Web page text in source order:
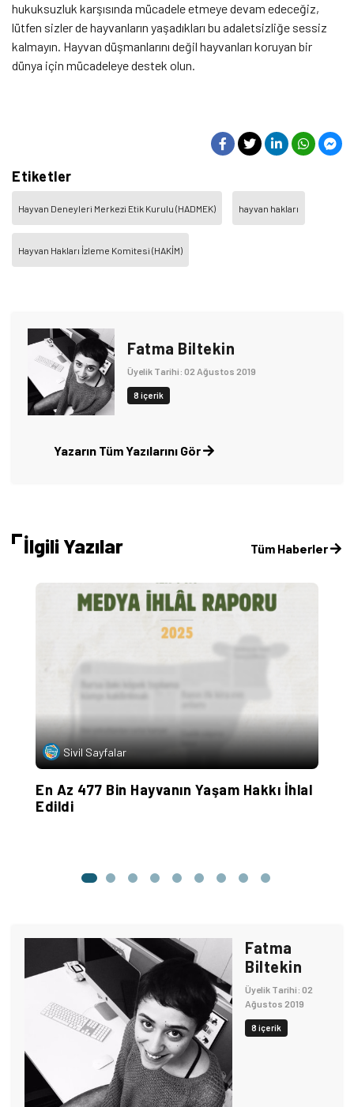
hukuksuzluk karşısında mücadele etmeye devam edeceğiz,
lütfen sizler de hayvanların yaşadıkları bu adaletsizliğe sessiz
kalmayın. Hayvan düşmanlarını değil hayvanları koruyan bir
dünya için mücadeleye destek olun.
Etiketler
Hayvan Deneyleri Merkezi Etik Kurulu (HADMEK) hayvan hakları
Hayvan Hakları İzleme Komitesi (HAKİM)
Fatma Biltekin
Üyelik Tarihi: 02 Ağustos 2019
8 içerik
Yazarın Tüm Yazılarını Gör
İlgili Yazılar Tüm Haberler
Sivil Sayfalar
En Az 477 Bin Hayvanın Yaşam Hakkı İhlal
Edildi
Fatma
Biltekin
Üyelik Tarihi: 02
Ağustos 2019
8 içerik